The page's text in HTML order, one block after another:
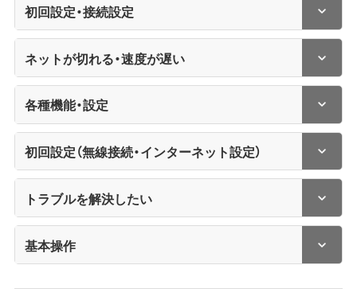
初回設定・接続設定
ネットが切れる・速度が遅い
各種機能・設定
初回設定（無線接続・インターネット設定）
トラブルを解決したい
基本操作